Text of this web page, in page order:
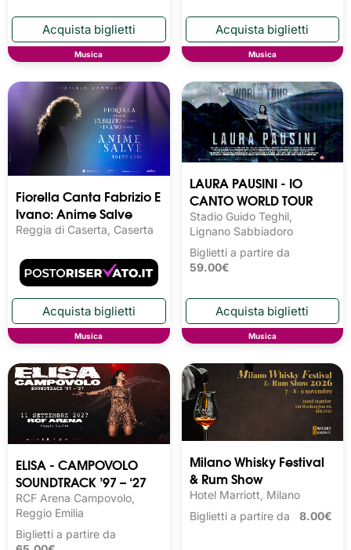
Musica Musica
Fiorella Canta Fabrizio E
Ivano: Anime Salve
Reggia di Caserta, Caserta
Musica
LAURA PAUSINI - IO
CANTO WORLD TOUR
Stadio Guido Teghil,
Lignano Sabbiadoro
Biglietti a partire da
59.00€
Musica
ELISA - CAMPOVOLO
SOUNDTRACK ’97 – ‘27
RCF Arena Campovolo,
Reggio Emilia
Biglietti a partire da
Milano Whisky Festival
& Rum Show
Hotel Marriott, Milano
Biglietti a partire da 8.00€